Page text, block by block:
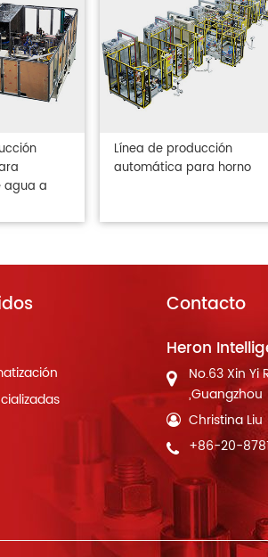
agua a
Línea de producción
automática para horno
Contacto
Heron
No.63 Xin
,Guangzhou
Christina Liu
+86-20-